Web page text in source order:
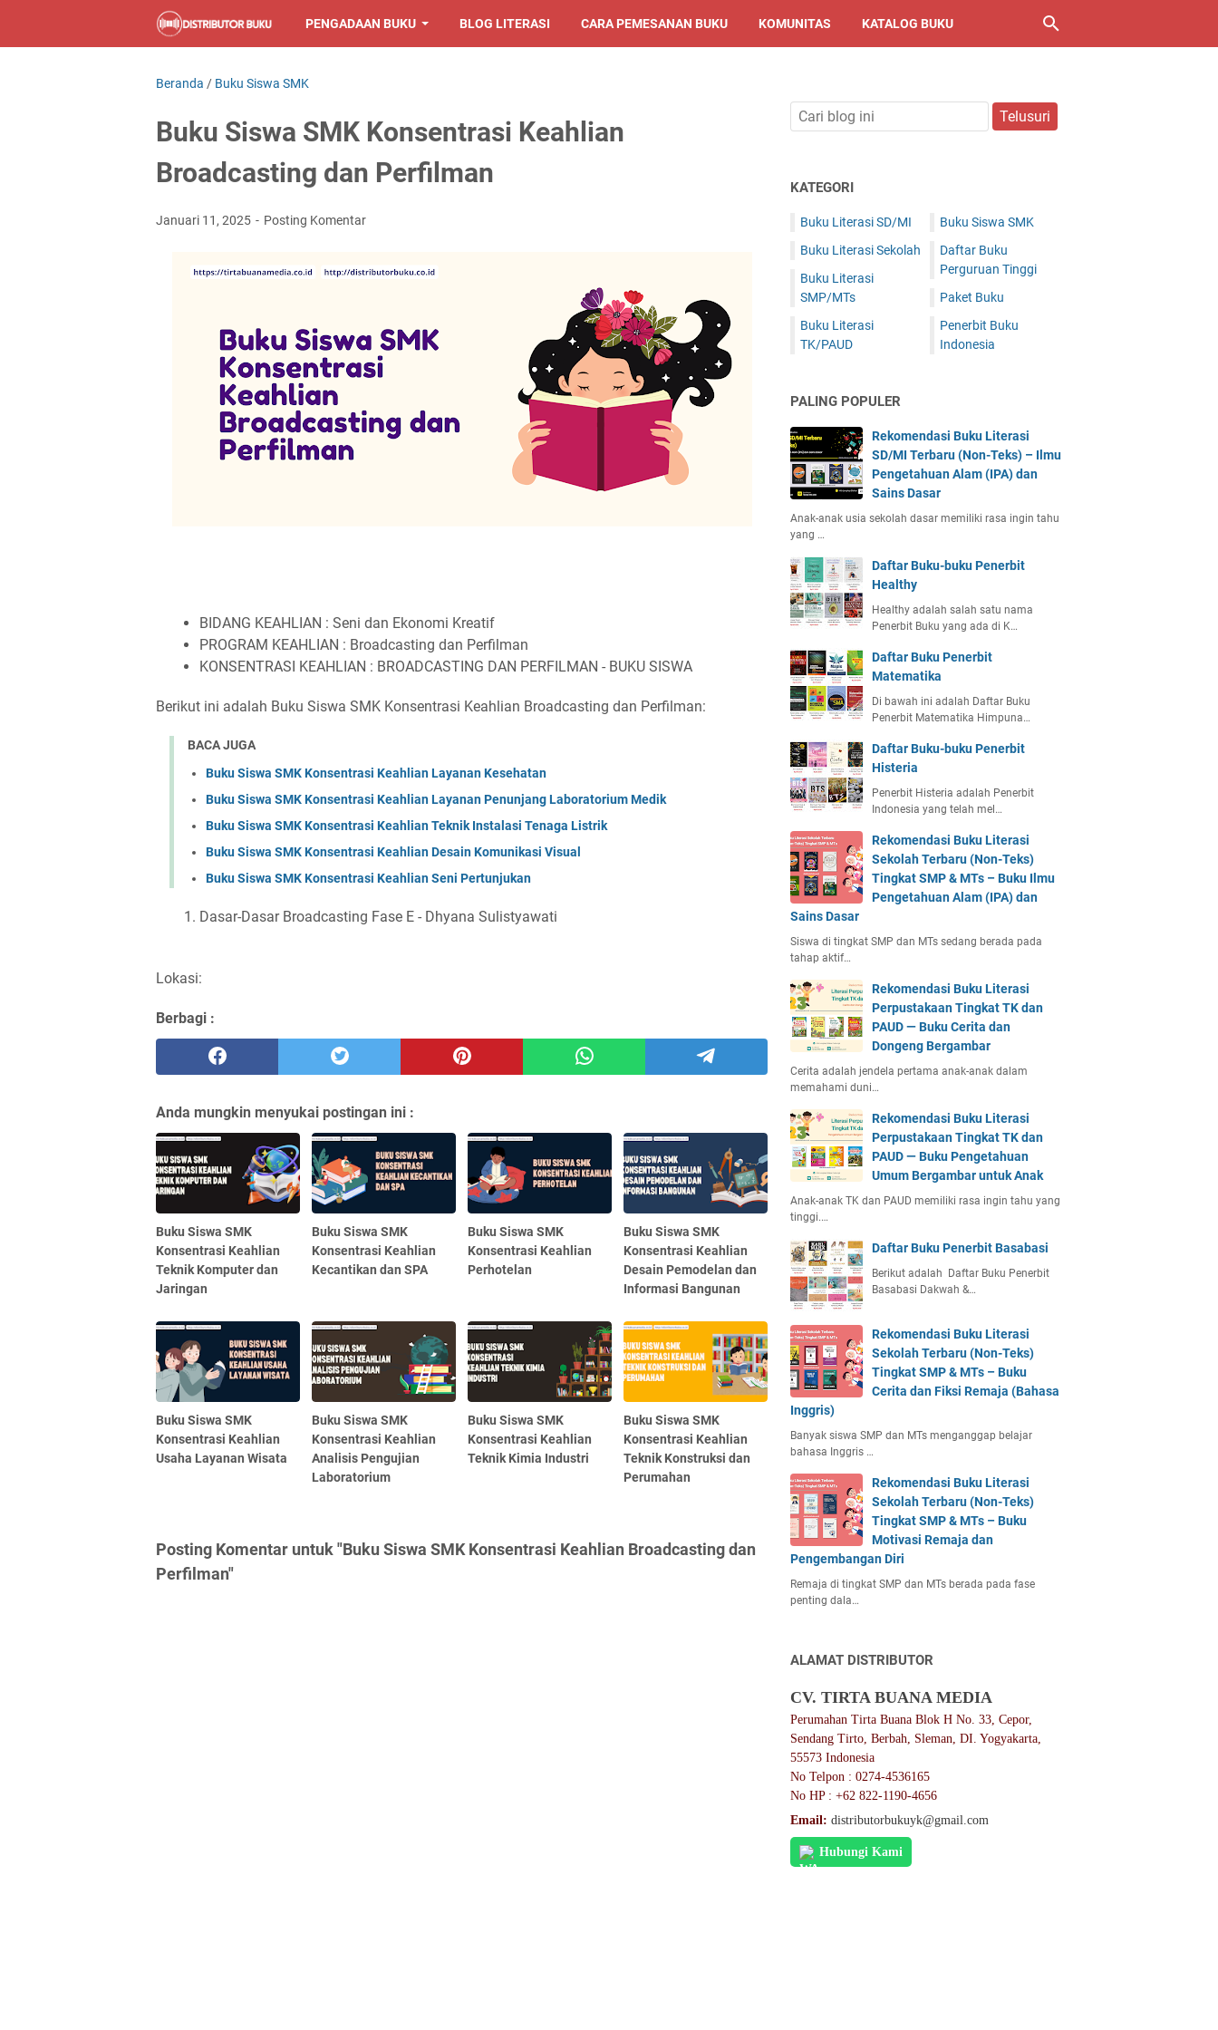
PENGADAAN BUKU BLOG LITERASI CARA PEMESANAN BUKU KOMUNITAS KATALOG BUKU
Beranda / Buku Siswa SMK
Buku Siswa SMK Konsentrasi Keahlian
Broadcasting dan Perfilman
Januari 11, 2025 Posting Komentar
BIDANG KEAHLIAN : Seni dan Ekonomi Kreatif
PROGRAM KEAHLIAN : Broadcasting dan Perfilman
KONSENTRASI KEAHLIAN : BROADCASTING DAN PERFILMAN - BUKU SISWA
Berikut ini adalah Buku Siswa SMK Konsentrasi Keahlian Broadcasting dan Perfilman:
BACA JUGA
Buku Siswa SMK Konsentrasi Keahlian Layanan Kesehatan
Buku Siswa SMK Konsentrasi Keahlian Layanan Penunjang Laboratorium Medik
Buku Siswa SMK Konsentrasi Keahlian Teknik Instalasi Tenaga Listrik
Buku Siswa SMK Konsentrasi Keahlian Desain Komunikasi Visual
Buku Siswa SMK Konsentrasi Keahlian Seni Pertunjukan
Dasar-Dasar Broadcasting Fase E - Dhyana Sulistyawati
Lokasi:
Berbagi :
Anda mungkin menyukai postingan ini :
Buku Siswa SMK
Konsentrasi Keahlian
Teknik Komputer dan
Jaringan
Buku Siswa SMK
Konsentrasi Keahlian
Kecantikan dan SPA
Buku Siswa SMK
Konsentrasi Keahlian
Perhotelan
Buku Siswa SMK
Konsentrasi Keahlian
Desain Pemodelan dan
Informasi Bangunan
Buku Siswa SMK
Konsentrasi Keahlian
Usaha Layanan Wisata
Buku Siswa SMK
Konsentrasi Keahlian
Analisis Pengujian
Laboratorium
Buku Siswa SMK
Konsentrasi Keahlian
Teknik Kimia Industri
Buku Siswa SMK
Konsentrasi Keahlian
Teknik Konstruksi dan
Perumahan
Posting Komentar untuk "Buku Siswa SMK Konsentrasi Keahlian Broadcasting dan
Perfilman"
KATEGORI
Buku Literasi SD/MI
Buku Literasi Sekolah
Buku Literasi
SMP/MTs
Buku Literasi
TK/PAUD
Buku Siswa SMK
Daftar Buku
Perguruan Tinggi
Paket Buku
Penerbit Buku
Indonesia
PALING POPULER
Rekomendasi Buku Literasi
SD/MI Terbaru (Non-Teks) – Ilmu
Pengetahuan Alam (IPA) dan
Sains Dasar
Anak-anak usia sekolah dasar memiliki rasa ingin tahu
yang …
Daftar Buku-buku Penerbit
Healthy
Healthy adalah salah satu nama
Penerbit Buku yang ada di K…
Daftar Buku Penerbit
Matematika
Di bawah ini adalah Daftar Buku
Penerbit Matematika Himpuna…
Daftar Buku-buku Penerbit
Histeria
Penerbit Histeria adalah Penerbit
Indonesia yang telah mel…
Rekomendasi Buku Literasi
Sekolah Terbaru (Non-Teks)
Tingkat SMP & MTs – Buku Ilmu
Pengetahuan Alam (IPA) dan
Sains Dasar
Siswa di tingkat SMP dan MTs sedang berada pada
tahap aktif…
Rekomendasi Buku Literasi
Perpustakaan Tingkat TK dan
PAUD — Buku Cerita dan
Dongeng Bergambar
Cerita adalah jendela pertama anak-anak dalam
memahami duni…
Rekomendasi Buku Literasi
Perpustakaan Tingkat TK dan
PAUD — Buku Pengetahuan
Umum Bergambar untuk Anak
Anak-anak TK dan PAUD memiliki rasa ingin tahu yang
tinggi.…
Daftar Buku Penerbit Basabasi
Berikut adalah Daftar Buku Penerbit
Basabasi Dakwah &…
Rekomendasi Buku Literasi
Sekolah Terbaru (Non-Teks)
Tingkat SMP & MTs – Buku
Cerita dan Fiksi Remaja (Bahasa
Inggris)
Banyak siswa SMP dan MTs menganggap belajar
bahasa Inggris …
Rekomendasi Buku Literasi
Sekolah Terbaru (Non-Teks)
Tingkat SMP & MTs – Buku
Motivasi Remaja dan
Pengembangan Diri
Remaja di tingkat SMP dan MTs berada pada fase
penting dala…
ALAMAT DISTRIBUTOR
CV. TIRTA BUANA MEDIA
Perumahan Tirta Buana Blok H No. 33, Cepor,
Sendang Tirto, Berbah, Sleman, DI. Yogyakarta,
55573 Indonesia
No Telpon : 0274-4536165
No HP : +62 822-1190-4656
Email: distributorbukuyk@gmail.com
Hubungi Kami